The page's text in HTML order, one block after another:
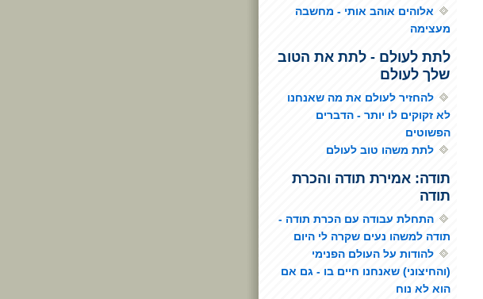
אלוהים אוהב אותי - מחשבה
מעצימה
לתת לעולם - לתת את הטוב
שלך לעולם
להחזיר לעולם את מה שאנחנו
לא זקוקים לו יותר - הדברים
הפשוטים
לתת משהו טוב לעולם
תודה: אמירת תודה והכרת
תודה
התחלת עבודה עם הכרת תודה -
תודה למשהו נעים שקרה לי היום
להודות על העולם הפנימי
(והחיצוני) שאנחנו חיים בו - גם אם
הוא לא נוח